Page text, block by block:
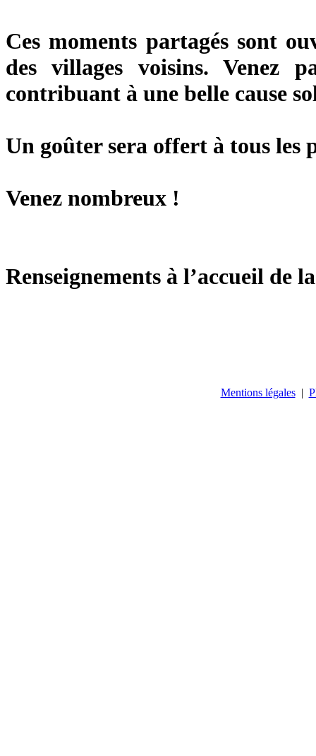
Ces moments partagés sont
des villages voisins. Venez
contribuant à une belle cause
Un goûter sera offert à tous les
Venez nombreux !
Renseignements à l’accueil de
Mentions légales |